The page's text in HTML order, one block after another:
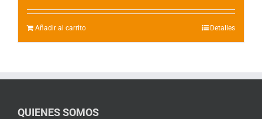
Añadir al carrito Detalles
QUIENES SOMOS